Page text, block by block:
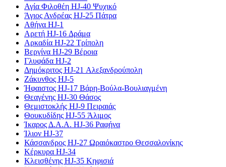
Αγία Φιλοθέη HJ-40 Ψυχικό
Άγιος Ανδρέας HJ-25 Πάτρα
Αθήνα HJ-1
Αρετή HJ-16 Δράμα
Αρκαδία HJ-22 Τρίπολη
Βεργίνα HJ-29 Βέροια
Γλυφάδα HJ-2
Δημόκριτος HJ-21 Αλεξανδρούπολη
Ζάκυνθος HJ-5
Ήφαιστος HJ-17 Βάρη-Βούλα-Βουλιαγμένη
Θεαγένης HJ-30 Θάσος
Θεμιστοκλής HJ-9 Πειραιάς
Θουκυδίδης HJ-55 Άλιμος
Ίκαρος Δ.Α.Α. HJ-36 Ραφήνα
Ίλιον HJ-37
Κάσσανδρος HJ-27 Ωραιόκαστρο Θεσσαλονίκης
Κέρκυρα HJ-34
Κλεισθένης HJ-35 Κηφισιά